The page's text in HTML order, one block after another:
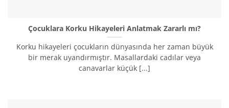
Çocuklara Korku Hikayeleri Anlatmak Zararlı mı?
Korku hikayeleri çocukların dünyasında her zaman büyük
bir merak uyandırmıştır. Masallardaki cadılar veya
canavarlar küçük [...]